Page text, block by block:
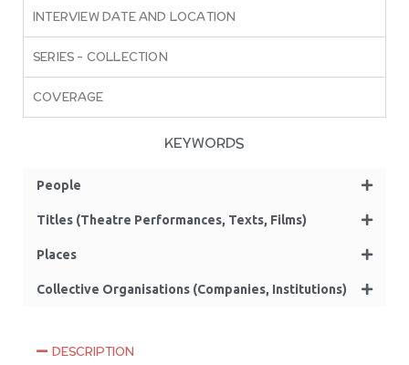
INTERVIEW DATE AND LOCATION
SERIES – COLLECTION
COVERAGE
KEYWORDS
People
Titles (Theatre Performances, Texts, Films)
Places
Collective Organisations (Companies, Institutions)
DESCRIPTION